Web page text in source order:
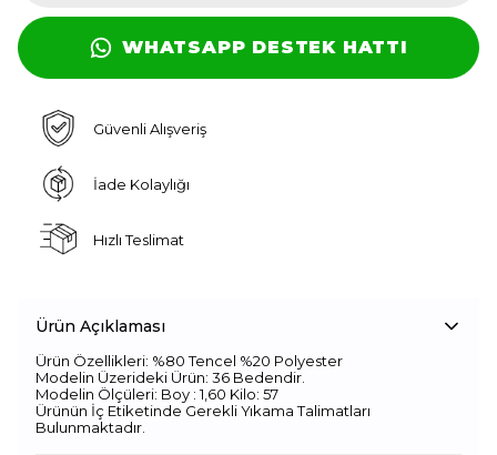
WHATSAPP DESTEK HATTI
Güvenli Alışveriş
İade Kolaylığı
Hızlı Teslimat
Ürün Açıklaması
Ürün Özellikleri: %80 Tencel %20 Polyester
Modelin Üzerideki Ürün: 36 Bedendir.
Modelin Ölçüleri: Boy : 1,60 Kilo: 57
Ürünün İç Etiketinde Gerekli Yıkama Talimatları
Bulunmaktadır.